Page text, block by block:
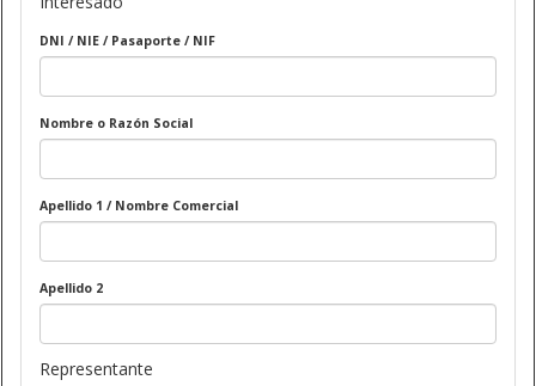
DNI / NIE / Pasaporte / NIF
Nombre o Razón Social
Apellido 1 / Nombre Comercial
Apellido 2
Representante